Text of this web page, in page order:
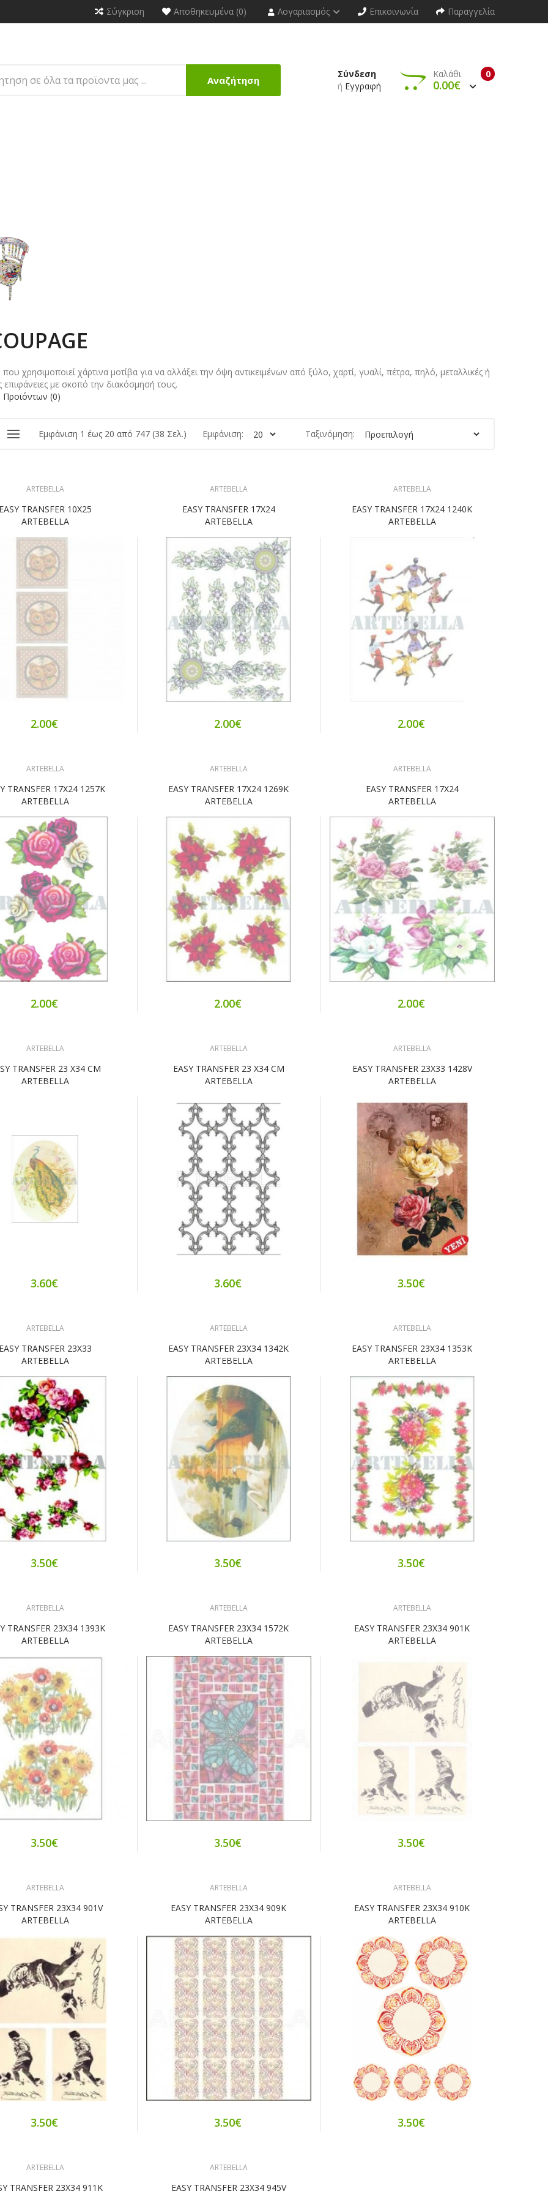
Σύγκριση Αποθηκευμένα (0) Λογαριασμός Επικοινωνία Παραγγελία
Σύνδεση
ή Εγγραφή
0
Καλάθι
0.00€
Αναζήτηση
που χρησιμοποιεί χάρτινα μοτίβα για να αλλάξει την όψη αντικειμένων από ξύλο, χαρτί, γυαλί, πέτρα, πηλό, μεταλλικές ή
επιφάνειες με σκοπό την διακόσμησή τους.
Προϊόντων (0)
Εμφάνιση 1 έως 20 από 747 (38 Σελ.) Ταξινόμηση:
Εμφάνιση:
ARTEBELLA
TRANSFER 10Χ25
ARTEBELLA
2.00€
ARTEBELLA
EASY TRANSFER 17X24
ARTEBELLA
2.00€
ARTEBELLA
EASY TRANSFER 17Χ24 1240K
ARTEBELLA
2.00€
ARTEBELLA
TRANSFER 17Χ24 1257K
ARTEBELLA
2.00€
ARTEBELLA
EASY TRANSFER 17Χ24 1269K
ARTEBELLA
2.00€
ARTEBELLA
EASY TRANSFER 17Χ24
ARTEBELLA
2.00€
ARTEBELLA
TRANSFER 23 Χ34 CM
ARTEBELLA
3.60€
ARTEBELLA
EASY TRANSFER 23 Χ34 CM
ARTEBELLA
3.60€
ARTEBELLA
EASY TRANSFER 23X33 1428V
ARTEBELLA
3.50€
ARTEBELLA
TRANSFER 23X33
ARTEBELLA
3.50€
ARTEBELLA
EASY TRANSFER 23X34 1342K
ARTEBELLA
3.50€
ARTEBELLA
EASY TRANSFER 23X34 1353K
ARTEBELLA
3.50€
ARTEBELLA
TRANSFER 23X34 1393K
ARTEBELLA
3.50€
ARTEBELLA
EASY TRANSFER 23X34 1572K
ARTEBELLA
3.50€
ARTEBELLA
EASY TRANSFER 23X34 901K
ARTEBELLA
3.50€
ARTEBELLA
TRANSFER 23X34 901V
ARTEBELLA
3.50€
ARTEBELLA
EASY TRANSFER 23X34 909K
ARTEBELLA
3.50€
ARTEBELLA
EASY TRANSFER 23X34 910Κ
ARTEBELLA
3.50€
ARTEBELLA
TRANSFER 23X34 911Κ
ARTEBELLA
EASY TRANSFER 23X34 945V